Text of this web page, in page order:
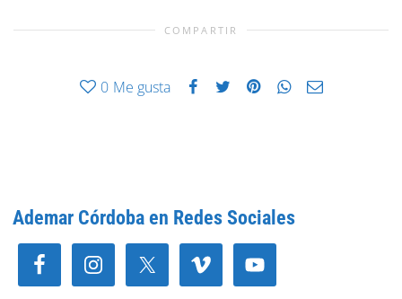
COMPARTIR
0 Me gusta
Ademar Córdoba en Redes Sociales